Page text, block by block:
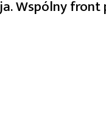
Wspólny